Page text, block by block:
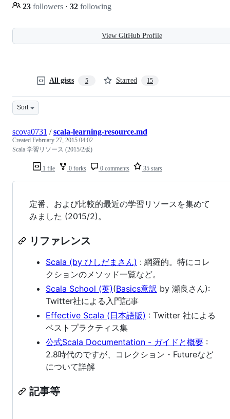
23 followers · 32 following
View GitHub Profile
All gists 5 Starred 15
Sort
1 file 0 forks 0 comments 35 stars
scova0731 /scala-learning-resource.md
Created February 27, 2015 04:02
Scala 学習リソース (2015/2版)
定番、および比較的最近の学習リソースを集めて
みました (2015/2)。
リファレンス
Scala (by ひしだまさん) : 網羅的。特にコレ
クションのメソッド一覧など。
Scala School (英)(Basics意訳 by 瀬良さん):
Twitter社による入門記事
Effective Scala (日本語版) : Twitter 社による
ベストプラクティス集
公式Scala Documentation - ガイドと概要 :
2.8時代のですが、コレクション・Futureなど
について詳解
記事等